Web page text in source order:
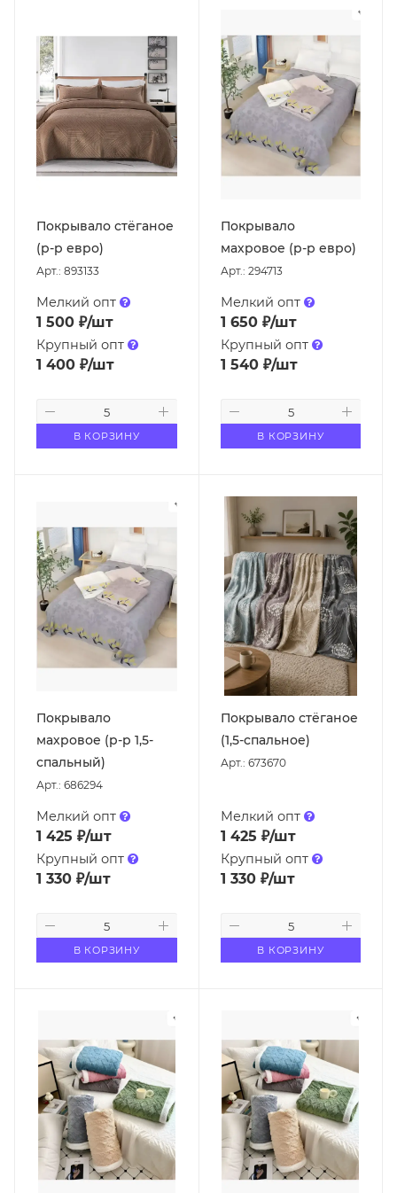
Покрывало стёганое
(р-р евро)
Арт.: 893133
Мелкий опт
1 500 ₽/шт
Крупный опт
1 400 ₽/шт
В КОРЗИНУ
Покрывало
махровое (р-р евро)
Арт.: 294713
Мелкий опт
1 650₽/шт
Крупный опт
1 540₽/шт
В КОРЗИНУ
Покрывало
махровое (р-р 1,5-
спальный)
Арт.: 686294
Мелкий опт
1 425 ₽/шт
Крупный опт
1 330 ₽/шт
В КОРЗИНУ
Покрывало стёганое
(1,5-спальное)
Арт.: 673670
Мелкий опт
1 425 ₽/шт
Крупный опт
1 330₽/шт
В КОРЗИНУ